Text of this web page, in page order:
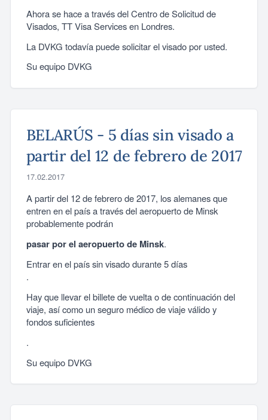
Ahora se hace a través del Centro de Solicitud de
Visados, TT Visa Services en Londres.
La DVKG todavía puede solicitar el visado por usted.
Su equipo DVKG
BELARÚS - 5 días sin visado a
partir del 12 de febrero de 2017
17.02.2017
A partir del 12 de febrero de 2017, los alemanes que
entren en el país a través del aeropuerto de Minsk
probablemente podrán
pasar por el aeropuerto de Minsk.
Entrar en el país sin visado durante 5 días
.
Hay que llevar el billete de vuelta o de continuación del
viaje, así como un seguro médico de viaje válido y
fondos suficientes
.
Su equipo DVKG